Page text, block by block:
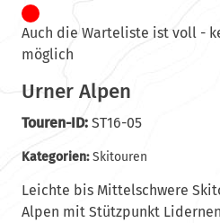
Auch die Warteliste ist voll -
möglich
Urner Alpen
Touren-ID:ST16-05
Kategorien:Skitouren
Leichte bis Mittelschwere
Alpen mit Stützpunkt